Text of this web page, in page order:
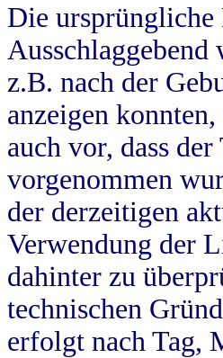
Die ursprüngliche
z.B. nach der
anzeigen
auch vor, dass
vorgenommen
der derzeitigen
Verwendung der
dahinter zu
technischen
erfolgt nach Tag,